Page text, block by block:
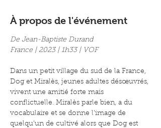
À propos de l'événement
De Jean-Baptiste Durand
France | 2023 | 1h33 | VOF
Dans un petit village du sud de la France,
Dog et Miralès, jeunes adultes désœuvrés,
vivent une amitié forte mais
conflictuelle. Miralès parle bien, a du
vocabulaire et se donne l’image de
quelqu’un de cultivé alors que Dog est